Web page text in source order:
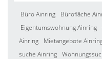
Büro Ainring Bürofläche
Eigentumswohnung Ainring
Ainring
Mietangebote
suche Ainring